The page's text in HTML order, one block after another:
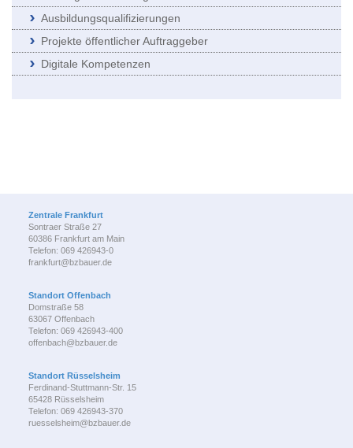
Ausbildungsqualifizierungen
Projekte öffentlicher Auftraggeber
Digitale Kompetenzen
Zentrale Frankfurt
Sontraer Straße 27
60386 Frankfurt am Main
Telefon: 069 426943-0
frankfurt@bzbauer.de
Standort Offenbach
Domstraße 58
63067 Offenbach
Telefon: 069 426943-400
offenbach@bzbauer.de
Standort Rüsselsheim
Ferdinand-Stuttmann-Str. 15
65428 Rüsselsheim
Telefon: 069 426943-370
ruesselsheim@bzbauer.de